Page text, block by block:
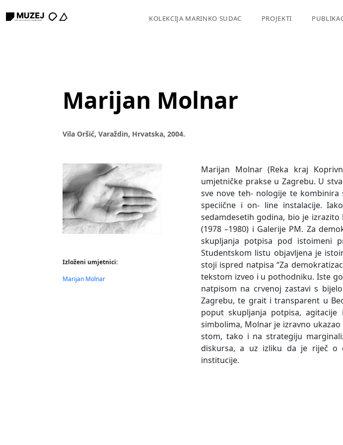
KOLEKCIJA MARINKO SUDAC PROJEKTI
Marijan Molnar
Vila Oršić, Varaždin, Hrvatska, 2004.
Izloženi umjetnici:
Marijan Molnar
Marijan Molnar (Reka kraj
umjetničke prakse u Zagrebu. U
sve nove teh- nologije te kombinira
speciične i on- line instalacije.
sedamdesetih godina, bio je
(1978 –1980) i Galerije PM. Za
skupljanja potpisa pod istoimeni
Studentskom listu objavljena je
stoji ispred natpisa “Za
tekstom izveo i u pothodniku. Iste
natpisom na crvenoj zastavi s
Zagrebu, te grait i transparent u
poput skupljanja potpisa,
simbolima, Molnar je izravno
stom, tako i na strategiju
diskursa, a uz izliku da je riječ o
institucije.